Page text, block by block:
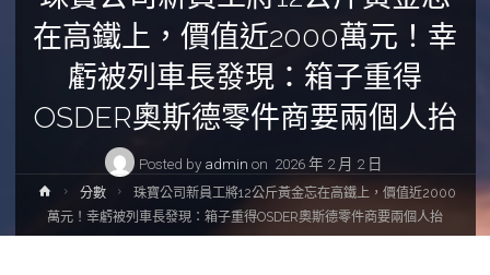
在高鐵上，價值近2000萬元！幸
虧被列車長發現：箱子重得
OSDER奧斯德零件商要兩個人抬
Posted by admin on 2026 年 2 月 2 日
Home分數
珠寶公司新員工將12公斤黃金忘在高鐵上，價值近2000
萬元！幸虧被列車長發現：箱子重得OSDER奧斯德零件商要兩個人抬